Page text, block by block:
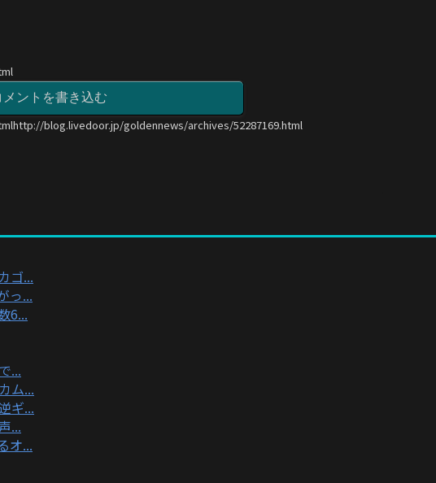
メントを書き込む
blog.livedoor.jp/goldennews/archives/52287169.html
ゴ...
っ...
6...
...
ム...
ギ...
...
オ...